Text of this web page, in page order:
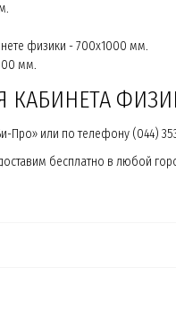
физики - 700х1000 мм.
мм.
КАБИНЕТА
Про» или по телефону (044)
бесплатно в любой